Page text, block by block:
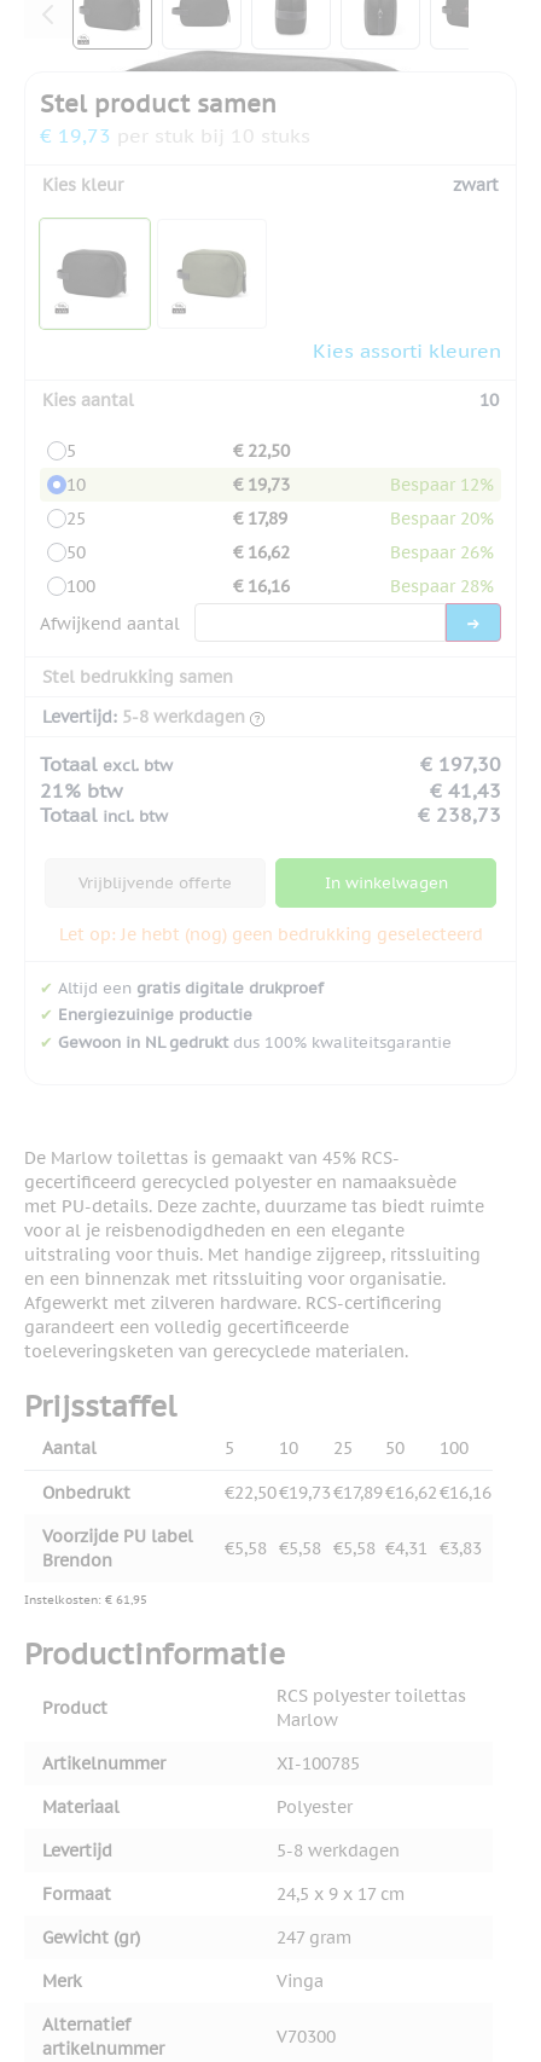
Stel product samen
€ 19,73 per stuk bij 10 stuks
Kies kleur zwart
Kies assorti kleuren
Kies aantal 10
5
€ 22,50
10
€ 19,73
Bespaar 12%
25
€ 17,89
Bespaar 20%
50
€ 16,62
Bespaar 26%
100
€ 16,16
Bespaar 28%
Afwijkend aantal
Stel bedrukking samen
Levertijd: 5-8 werkdagen
Totaal excl. btw
€ 197,30
21% btw
€ 41,43
Totaal incl. btw € 238,73
Vrijblijvende offerte In winkelwagen
Let op: Je hebt (nog) geen bedrukking geselecteerd
✔ Altijd een gratis digitale drukproef
✔ Energiezuinige productie
✔ Gewoon in NL gedruktdus 100% kwaliteitsgarantie
De Marlow toilettas is gemaakt van 45% RCS-
gecertificeerd gerecycled polyester en namaaksuède
met PU-details. Deze zachte, duurzame tas biedt ruimte
voor al je reisbenodigdheden en een elegante
uitstraling voor thuis. Met handige zijgreep, ritssluiting
en een binnenzak met ritssluiting voor organisatie.
Afgewerkt met zilveren hardware. RCS-certificering
garandeert een volledig gecertificeerde
toeleveringsketen van gerecyclede materialen.
Prijsstaffel
Aantal 5 10 25 50 100
Onbedrukt €22,50€19,73€17,89€16,62€16,16
Voorzijde PU label
Brendon
€5,58 €5,58 €5,58 €4,31 €3,83
Instelkosten: € 61,95
Productinformatie
Product
RCS polyester toilettas
Marlow
Artikelnummer
XI-100785
Materiaal
Polyester
Levertijd
5-8 werkdagen
Formaat
24,5 x 9 x 17 cm
Gewicht (gr)
247 gram
Merk
Vinga
Alternatief
artikelnummer
V70300